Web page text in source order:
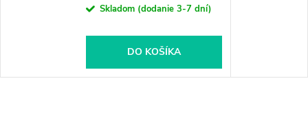
Skladom (dodanie 3-7 dní)
DO KOŠÍKA